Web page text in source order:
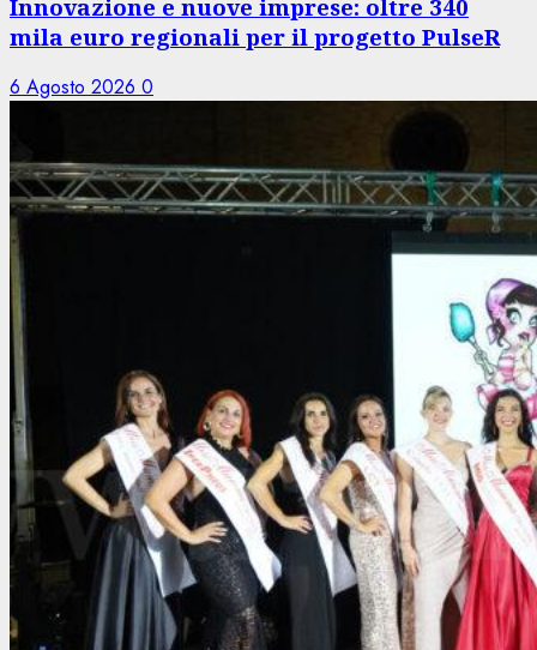
Innovazione e nuove imprese: oltre 340
mila euro regionali per il progetto PulseR
6 Agosto 2026 0